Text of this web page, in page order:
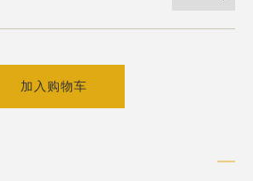
加入购物车